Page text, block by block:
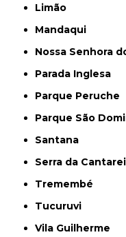
Limão
Mandaqui
Nossa Senhora
Parada Inglesa
Parque Peruche
Parque São
Santana
Serra da
Tremembé
Tucuruvi
Vila Guilherme